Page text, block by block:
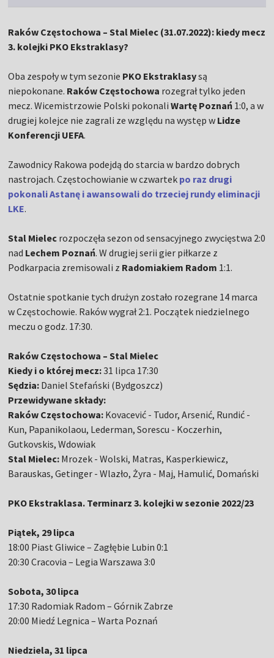
Raków Częstochowa – Stal Mielec (31.07.2022): kiedy mecz
3. kolejki PKO Ekstraklasy?
Oba zespoły w tym sezonie PKO Ekstraklasysą
niepokonane. Raków Częstochowa rozegrał tylko jeden
mecz. Wicemistrzowie Polski pokonaliWartę Poznań 1:0, a w
drugiej kolejce nie zagrali ze względu na występ w Lidze
Konferencji UEFA.
Zawodnicy Rakowa podejdą do starcia w bardzo dobrych
nastrojach. Częstochowianie w czwartek po raz drugi
pokonali Astanę i awansowali do trzeciej rundy eliminacji
LKE.
Stal Mielec rozpoczęła sezon od sensacyjnego zwycięstwa 2:0
nad Lechem Poznań. W drugiej serii gier piłkarze z
Podkarpacia zremisowali z Radomiakiem Radom 1:1.
Ostatnie spotkanie tych drużyn zostało rozegrane 14 marca
w Częstochowie. Raków wygrał 2:1. Początek niedzielnego
meczu o godz. 17:30.
Raków Częstochowa – Stal Mielec
Kiedy i o której mecz:31 lipca 17:30
Sędzia: Daniel Stefański (Bydgoszcz)
Przewidywane składy:
Raków Częstochowa: Kovacević - Tudor, Arsenić, Rundić -
Kun, Papanikolaou, Lederman, Sorescu - Koczerhin,
Gutkovskis, Wdowiak
Stal Mielec: Mrozek - Wolski, Matras, Kasperkiewicz,
Barauskas, Getinger - Wlazło, Żyra - Maj, Hamulić, Domański
PKO Ekstraklasa. Terminarz 3. kolejki w sezonie 2022/23
Piątek, 29 lipca
18:00 Piast Gliwice – Zagłębie Lubin 0:1
20:30 Cracovia – Legia Warszawa 3:0
Sobota, 30 lipca
17:30 Radomiak Radom – Górnik Zabrze
20:00 Miedź Legnica – Warta Poznań
Niedziela, 31 lipca